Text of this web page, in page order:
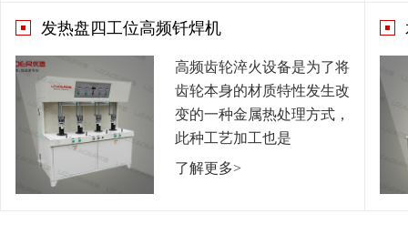
发热盘四工位高频钎焊机
高频齿轮淬火设备是为了将
齿轮本身的材质特性发生改
变的一种金属热处理方式，
此种工艺加工也是
了解更多>